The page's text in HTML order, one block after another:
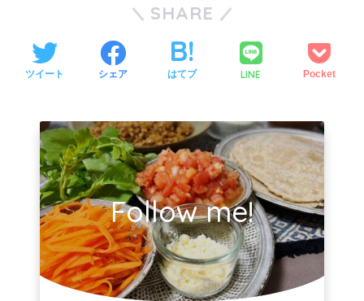
SHARE
ツイート シェア はてブ LINE Pocket
Follow me!